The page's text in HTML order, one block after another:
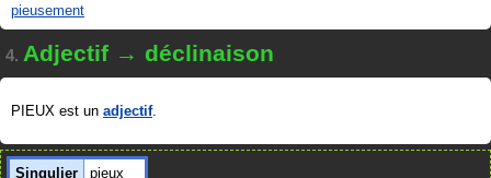
pieusement
4. Adjectif → déclinaison
PIEUX est un adjectif.
Singulier
pieux